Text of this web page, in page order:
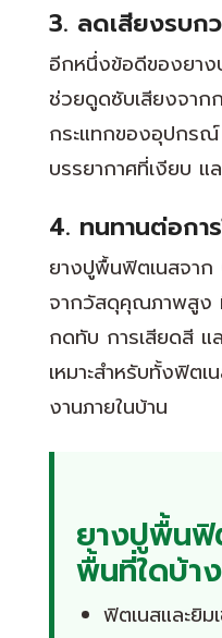
3. ลดเสียงรบก
อีกหนึ่งข้อดีของยา
ช่วยดูดซับเสียงจาก
กระแทกของอุปกร
บรรยากาศที่เงียบ แ
4. ทนทานต่อกา
ยางปูพื้นฟิตเนสจาก
จากวัสดุคุณภาพสูง
กดทับ การเสียดสี แ
เหมาะสำหรับทั้งฟิต
งานภายในบ้าน
ยางปูพื้นฟิ
พื้นที่ใดบ้าง
ฟิตเนสและยิ